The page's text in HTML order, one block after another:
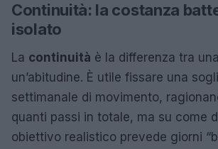
Continuità: la costanza
isolato
La continuità è la differenza tra
un’abitudine. È utile fissare una
settimanale di movimento,
quanti passi in totale, ma su come
obiettivo realistico prevede giorni